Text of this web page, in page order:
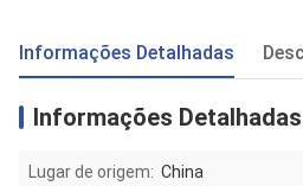
Informações Detalhadas
Informações Detalhadas
Lugar de origem: China